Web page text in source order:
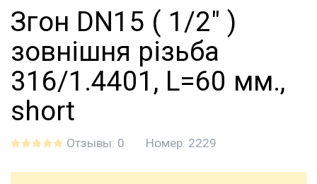
Згон DN15 ( 1/2" )
зовнішня різьба
316/1.4401, L=60 мм.,
short
Отзывы: 0 Номер: 2229